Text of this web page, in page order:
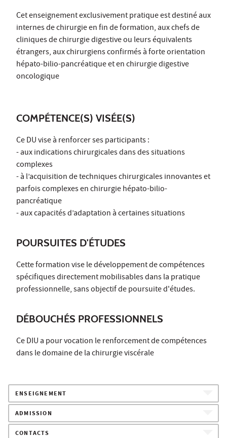
Cet enseignement exclusivement pratique est destiné aux
internes de chirurgie en fin de formation, aux chefs de
cliniques de chirurgie digestive ou leurs équivalents
étrangers, aux chirurgiens confirmés à forte orientation
hépato-bilio-pancréatique et en chirurgie digestive
oncologique
COMPÉTENCE(S) VISÉE(S)
Ce DU vise à renforcer ses participants :
- aux indications chirurgicales dans des situations
complexes
- à l’acquisition de techniques chirurgicales innovantes et
parfois complexes en chirurgie hépato-bilio-
pancréatique
- aux capacités d’adaptation à certaines situations
POURSUITES D'ÉTUDES
Cette formation vise le développement de compétences
spécifiques directement mobilisables dans la pratique
professionnelle, sans objectif de poursuite d'études.
DÉBOUCHÉS PROFESSIONNELS
Ce DIU a pour vocation le renforcement de compétences
dans le domaine de la chirurgie viscérale
ENSEIGNEMENT
ADMISSION
CONTACTS